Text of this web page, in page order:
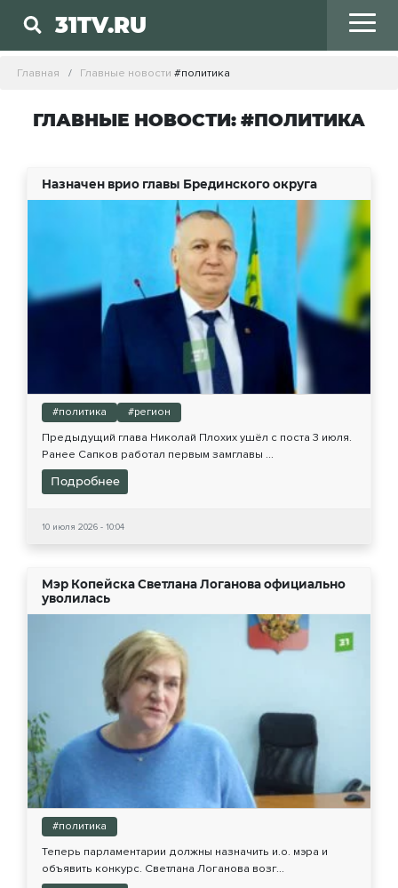
31TV.RU
Главная Главные новости #политика
ГЛАВНЫЕ НОВОСТИ: #ПОЛИТИКА
Назначен врио главы Брединского округа
#политика #регион
Предыдущий глава Николай Плохих ушёл с поста 3 июля.
Ранее Сапков работал первым замглавы ...
Подробнее
10 июля 2026 - 10:04
Мэр Копейска Светлана Логанова официально
уволилась
#политика
Теперь парламентарии должны назначить и.о. мэра и
объявить конкурс. Светлана Логанова возг...